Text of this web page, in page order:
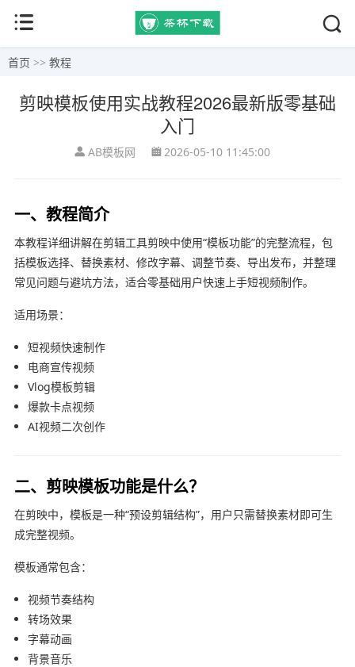
首页 >> 教程
剪映模板使用实战教程2026最新版零基础
入门
AB模板网 2026-05-10 11:45:00
一、教程简介
本教程详细讲解在剪辑工具剪映中使用“模板功能”的完整流程，包
括模板选择、替换素材、修改字幕、调整节奏、导出发布，并整理
常见问题与避坑方法，适合零基础用户快速上手短视频制作。
适用场景：
短视频快速制作
电商宣传视频
Vlog模板剪辑
爆款卡点视频
AI视频二次创作
二、剪映模板功能是什么？
在剪映中，模板是一种“预设剪辑结构”，用户只需替换素材即可生
成完整视频。
模板通常包含：
视频节奏结构
转场效果
字幕动画
背景音乐